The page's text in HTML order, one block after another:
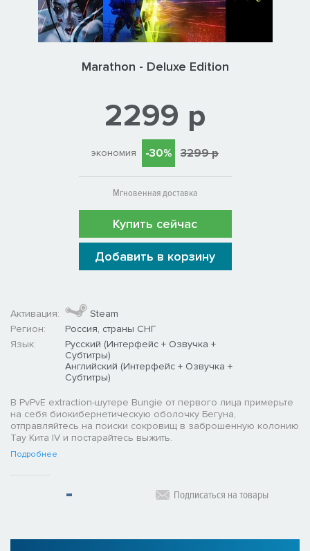
Marathon - Deluxe Edition
2299 р
экономия -30% 3299 р
Мгновенная доставка
Купить сейчас
Добавить в корзину
Активация:
Steam
Регион:
Россия, страны СНГ
Язык:
Русский (Интерфейс + Озвучка +
Субтитры)
Английский (Интерфейс + Озвучка +
Субтитры)
В PvPvE extraction-шутере Bungie от первого лица примерьте
на себя биокибернетическую оболочку Бегуна,
отправляйтесь на поиски сокровищ в заброшенную колонию
Тау Кита IV и постарайтесь выжить.
Подробнее
Подписаться на товары